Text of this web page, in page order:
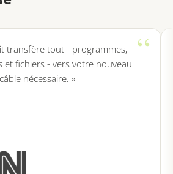
tout - programmes,
fichiers - vers votre nouveau
nécessaire. »